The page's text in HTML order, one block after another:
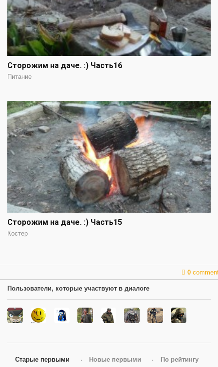
Сторожим на даче. :) Часть16
Питание
Сторожим на даче. :) Часть15
Костер
0
Пользователи, которые участвуют в диалоге
Старые первыми Новые первыми По рейтингу